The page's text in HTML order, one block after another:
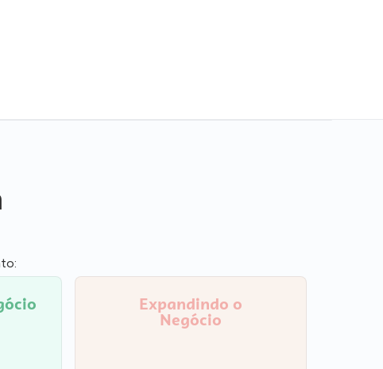
Expandindo o
Negócio